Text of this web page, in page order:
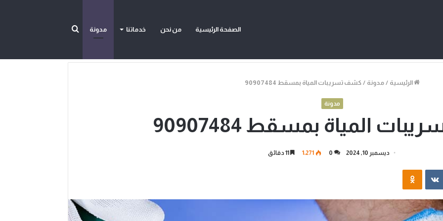
الصفحة الرئيسية من نحن خدماتنا مدونة
الرئيسية / مدونة / كشف تسريبات المياة بمسقط 90907484
مدونة
المياة بمسقط 90907484
ديسمبر 10, 2024 0 1٬271 11 دقائق
‏VKontakte